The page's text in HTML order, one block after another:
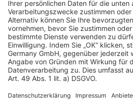
positive CO₂-Bilanz tatsächlich
Vorteile:Nachwachsender
Dämmeigenschaften,
schnelle Bauzeit bei Vorfertigung.
Nachteile:Holzschutz
Versicherungskosten.